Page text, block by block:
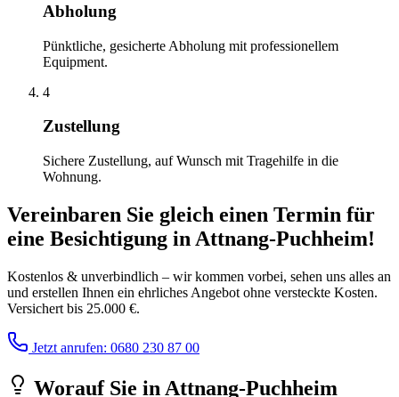
Abholung
Pünktliche, gesicherte Abholung mit professionellem
Equipment.
4
Zustellung
Sichere Zustellung, auf Wunsch mit Tragehilfe in die
Wohnung.
Vereinbaren Sie gleich einen Termin für
eine Besichtigung in Attnang-Puchheim!
Kostenlos & unverbindlich – wir kommen vorbei, sehen uns alles an
und erstellen Ihnen ein ehrliches Angebot ohne versteckte Kosten.
Versichert bis 25.000 €.
Jetzt anrufen: 0680 230 87 00
Worauf Sie in Attnang-Puchheim